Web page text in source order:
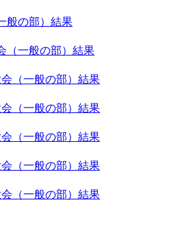
般の部）結果
（一般の部）結果
（一般の部）結果
（一般の部）結果
（一般の部）結果
（一般の部）結果
（一般の部）結果